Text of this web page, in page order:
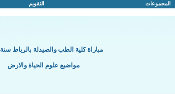
المجموعات التقويم
مباراة كلية الطب والصيدلة بالرباط سنة 2011
مواضيع علوم الحياة والارض